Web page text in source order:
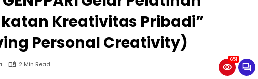
Kreativitas Pribadi”
Personal Creativity)
2 Min Read
651